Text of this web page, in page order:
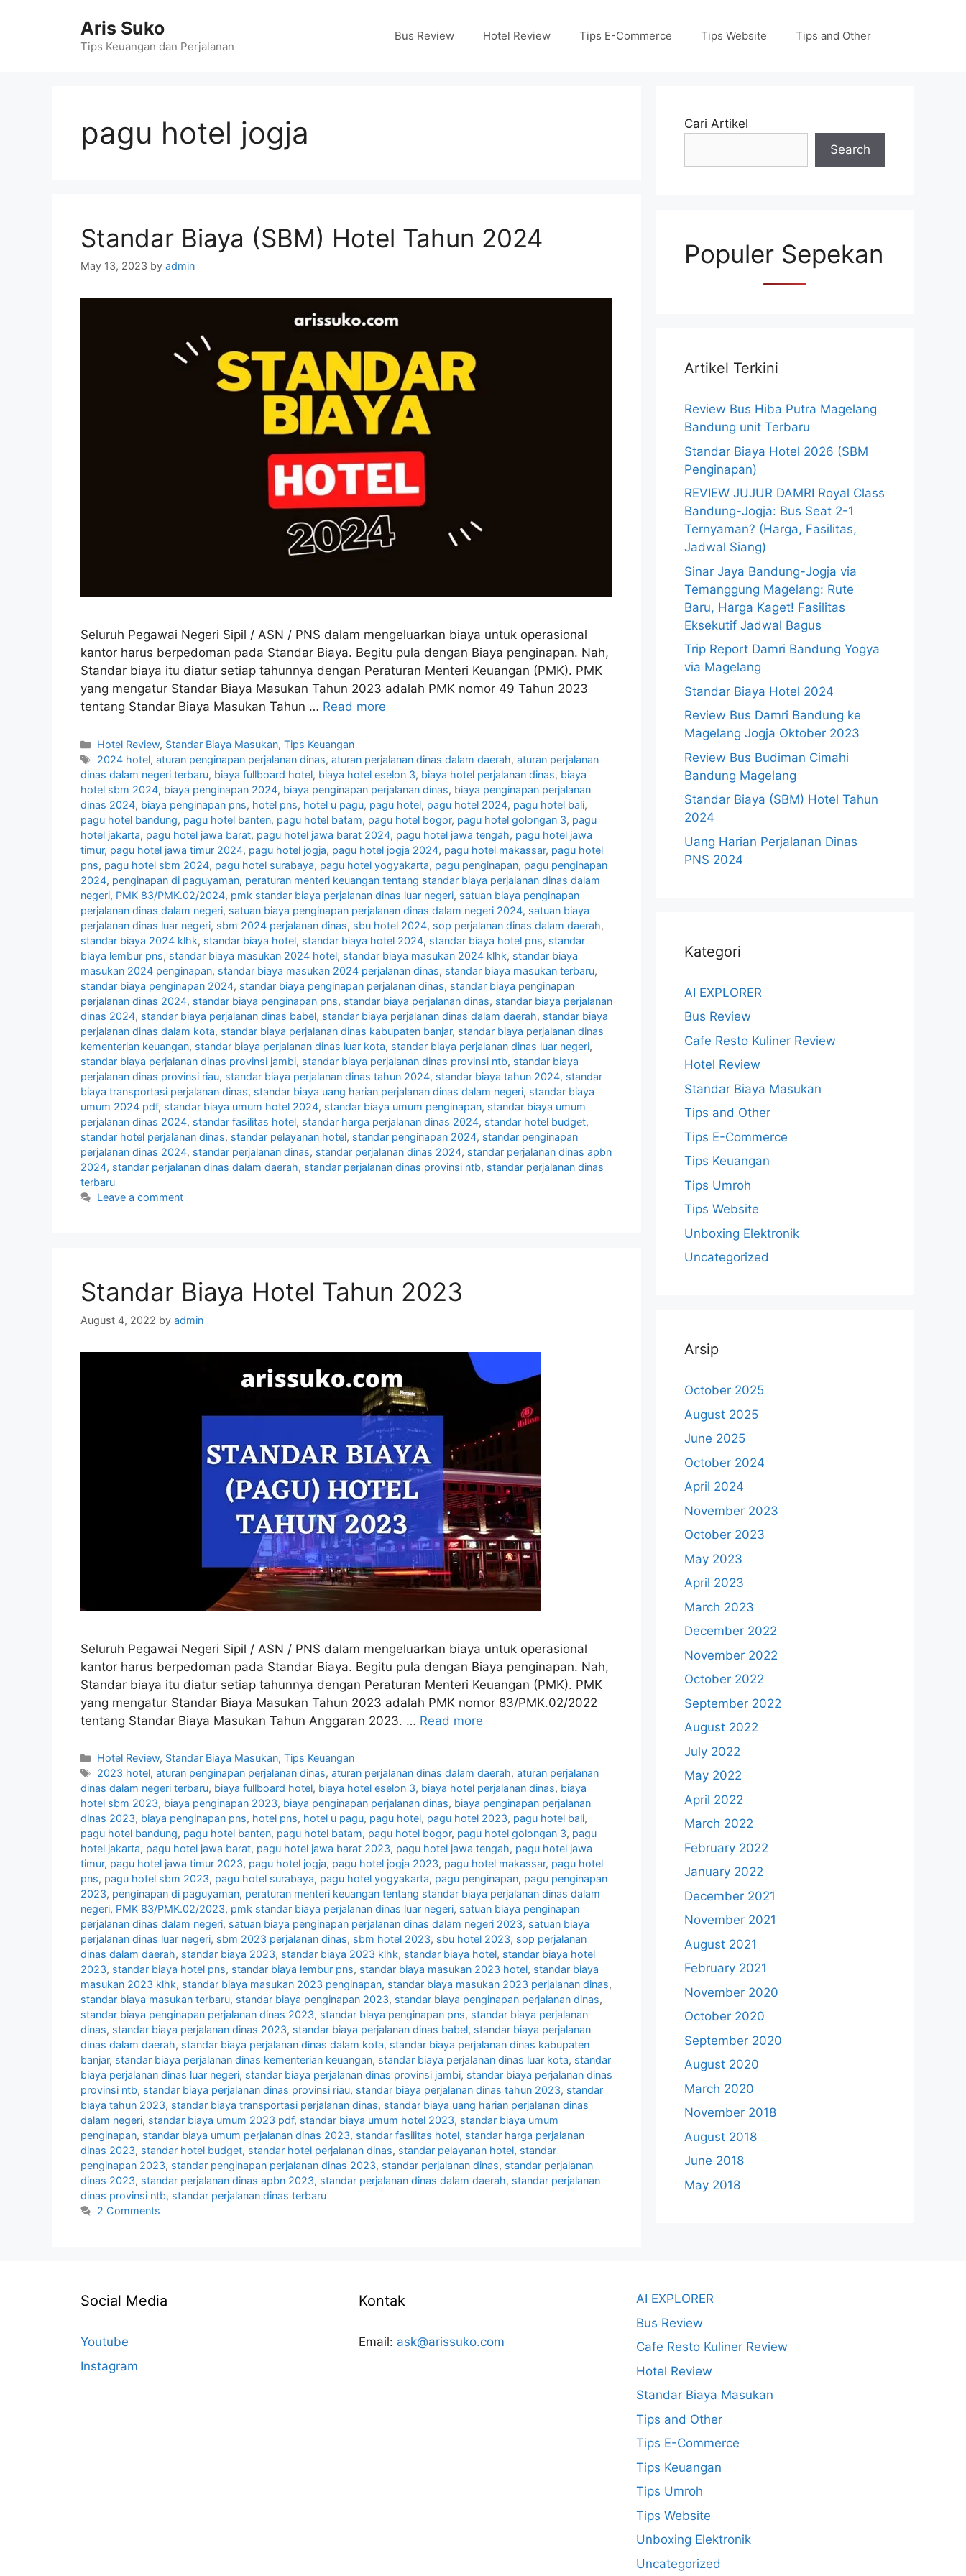
Aris Suko
Tips Keuangan dan Perjalanan
Bus Review Hotel Review Tips E-Commerce Tips Website Tips and Other
pagu hotel jogja
Standar Biaya (SBM) Hotel Tahun 2024
May 13, 2023 by admin
Seluruh Pegawai Negeri Sipil / ASN / PNS dalam mengeluarkan biaya untuk operasional
kantor harus berpedoman pada Standar Biaya. Begitu pula dengan Biaya penginapan. Nah,
Standar biaya itu diatur setiap tahunnya dengan Peraturan Menteri Keuangan (PMK). PMK
yang mengatur Standar Biaya Masukan Tahun 2023 adalah PMK nomor 49 Tahun 2023
tentang Standar Biaya Masukan Tahun … Read more
Categories
Hotel Review, Standar Biaya Masukan,Tips Keuangan
Tags
2024 hotel,aturan penginapan perjalanan dinas,aturan perjalanan dinas dalam daerah,aturan perjalanan
dinas dalam negeri terbaru, biaya fullboard hotel, biaya hotel eselon 3, biaya hotel perjalanan dinas, biaya
hotel sbm 2024, biaya penginapan 2024, biaya penginapan perjalanan dinas, biaya penginapan perjalanan
dinas 2024, biaya penginapan pns, hotel pns, hotel u pagu, pagu hotel, pagu hotel 2024, pagu hotel bali,
pagu hotel bandung, pagu hotel banten, pagu hotel batam, pagu hotel bogor, pagu hotel golongan 3, pagu
hotel jakarta, pagu hotel jawa barat, pagu hotel jawa barat 2024, pagu hotel jawa tengah, pagu hotel jawa
timur, pagu hotel jawa timur 2024, pagu hotel jogja, pagu hotel jogja 2024, pagu hotel makassar, pagu hotel
pns, pagu hotel sbm 2024, pagu hotel surabaya, pagu hotel yogyakarta, pagu penginapan, pagu penginapan
2024, penginapan di paguyaman, peraturan menteri keuangan tentang standar biaya perjalanan dinas dalam
negeri, PMK 83/PMK.02/2024, pmk standar biaya perjalanan dinas luar negeri, satuan biaya penginapan
perjalanan dinas dalam negeri, satuan biaya penginapan perjalanan dinas dalam negeri 2024, satuan biaya
perjalanan dinas luar negeri, sbm 2024 perjalanan dinas, sbu hotel 2024, sop perjalanan dinas dalam daerah,
standar biaya 2024 klhk, standar biaya hotel, standar biaya hotel 2024, standar biaya hotel pns, standar
biaya lembur pns, standar biaya masukan 2024 hotel, standar biaya masukan 2024 klhk, standar biaya
masukan 2024 penginapan, standar biaya masukan 2024 perjalanan dinas, standar biaya masukan terbaru,
standar biaya penginapan 2024, standar biaya penginapan perjalanan dinas, standar biaya penginapan
perjalanan dinas 2024, standar biaya penginapan pns, standar biaya perjalanan dinas, standar biaya perjalanan
dinas 2024, standar biaya perjalanan dinas babel, standar biaya perjalanan dinas dalam daerah, standar biaya
perjalanan dinas dalam kota, standar biaya perjalanan dinas kabupaten banjar, standar biaya perjalanan dinas
kementerian keuangan, standar biaya perjalanan dinas luar kota, standar biaya perjalanan dinas luar negeri,
standar biaya perjalanan dinas provinsi jambi, standar biaya perjalanan dinas provinsi ntb, standar biaya
perjalanan dinas provinsi riau, standar biaya perjalanan dinas tahun 2024, standar biaya tahun 2024, standar
biaya transportasi perjalanan dinas, standar biaya uang harian perjalanan dinas dalam negeri, standar biaya
umum 2024 pdf, standar biaya umum hotel 2024, standar biaya umum penginapan, standar biaya umum
perjalanan dinas 2024, standar fasilitas hotel, standar harga perjalanan dinas 2024, standar hotel budget,
standar hotel perjalanan dinas, standar pelayanan hotel, standar penginapan 2024, standar penginapan
perjalanan dinas 2024, standar perjalanan dinas, standar perjalanan dinas 2024, standar perjalanan dinas apbn
2024, standar perjalanan dinas dalam daerah, standar perjalanan dinas provinsi ntb, standar perjalanan dinas
terbaru
Leave a comment
Standar Biaya Hotel Tahun 2023
August 4, 2022 by admin
Seluruh Pegawai Negeri Sipil / ASN / PNS dalam mengeluarkan biaya untuk operasional
kantor harus berpedoman pada Standar Biaya. Begitu pula dengan Biaya penginapan. Nah,
Standar biaya itu diatur setiap tahunnya dengan Peraturan Menteri Keuangan (PMK). PMK
yang mengatur Standar Biaya Masukan Tahun 2023 adalah PMK nomor 83/PMK.02/2022
tentang Standar Biaya Masukan Tahun Anggaran 2023. … Read more
Categories
Hotel Review, Standar Biaya Masukan,Tips Keuangan
Tags
2023 hotel,aturan penginapan perjalanan dinas,aturan perjalanan dinas dalam daerah,aturan perjalanan
dinas dalam negeri terbaru, biaya fullboard hotel, biaya hotel eselon 3, biaya hotel perjalanan dinas, biaya
hotel sbm 2023, biaya penginapan 2023, biaya penginapan perjalanan dinas, biaya penginapan perjalanan
dinas 2023, biaya penginapan pns, hotel pns, hotel u pagu, pagu hotel, pagu hotel 2023, pagu hotel bali,
pagu hotel bandung, pagu hotel banten, pagu hotel batam, pagu hotel bogor, pagu hotel golongan 3, pagu
hotel jakarta, pagu hotel jawa barat, pagu hotel jawa barat 2023, pagu hotel jawa tengah, pagu hotel jawa
timur, pagu hotel jawa timur 2023, pagu hotel jogja, pagu hotel jogja 2023, pagu hotel makassar, pagu hotel
pns, pagu hotel sbm 2023, pagu hotel surabaya, pagu hotel yogyakarta, pagu penginapan, pagu penginapan
2023, penginapan di paguyaman, peraturan menteri keuangan tentang standar biaya perjalanan dinas dalam
negeri, PMK 83/PMK.02/2023, pmk standar biaya perjalanan dinas luar negeri, satuan biaya penginapan
perjalanan dinas dalam negeri, satuan biaya penginapan perjalanan dinas dalam negeri 2023, satuan biaya
perjalanan dinas luar negeri, sbm 2023 perjalanan dinas, sbm hotel 2023, sbu hotel 2023, sop perjalanan
dinas dalam daerah, standar biaya 2023, standar biaya 2023 klhk, standar biaya hotel, standar biaya hotel
2023, standar biaya hotel pns, standar biaya lembur pns, standar biaya masukan 2023 hotel, standar biaya
masukan 2023 klhk, standar biaya masukan 2023 penginapan, standar biaya masukan 2023 perjalanan dinas,
standar biaya masukan terbaru, standar biaya penginapan 2023, standar biaya penginapan perjalanan dinas,
standar biaya penginapan perjalanan dinas 2023, standar biaya penginapan pns, standar biaya perjalanan
dinas, standar biaya perjalanan dinas 2023, standar biaya perjalanan dinas babel, standar biaya perjalanan
dinas dalam daerah, standar biaya perjalanan dinas dalam kota, standar biaya perjalanan dinas kabupaten
banjar, standar biaya perjalanan dinas kementerian keuangan, standar biaya perjalanan dinas luar kota, standar
biaya perjalanan dinas luar negeri, standar biaya perjalanan dinas provinsi jambi, standar biaya perjalanan dinas
provinsi ntb, standar biaya perjalanan dinas provinsi riau, standar biaya perjalanan dinas tahun 2023, standar
biaya tahun 2023, standar biaya transportasi perjalanan dinas, standar biaya uang harian perjalanan dinas
dalam negeri, standar biaya umum 2023 pdf, standar biaya umum hotel 2023, standar biaya umum
penginapan, standar biaya umum perjalanan dinas 2023, standar fasilitas hotel, standar harga perjalanan
dinas 2023, standar hotel budget, standar hotel perjalanan dinas, standar pelayanan hotel, standar
penginapan 2023, standar penginapan perjalanan dinas 2023, standar perjalanan dinas, standar perjalanan
dinas 2023, standar perjalanan dinas apbn 2023, standar perjalanan dinas dalam daerah, standar perjalanan
dinas provinsi ntb, standar perjalanan dinas terbaru
2 Comments
Cari Artikel
Search
Populer Sepekan
Artikel Terkini
Review Bus Hiba Putra Magelang
Bandung unit Terbaru
Standar Biaya Hotel 2026 (SBM
Penginapan)
REVIEW JUJUR DAMRI Royal Class
Bandung-Jogja: Bus Seat 2-1
Ternyaman? (Harga, Fasilitas,
Jadwal Siang)
Sinar Jaya Bandung-Jogja via
Temanggung Magelang: Rute
Baru, Harga Kaget! Fasilitas
Eksekutif Jadwal Bagus
Trip Report Damri Bandung Yogya
via Magelang
Standar Biaya Hotel 2024
Review Bus Damri Bandung ke
Magelang Jogja Oktober 2023
Review Bus Budiman Cimahi
Bandung Magelang
Standar Biaya (SBM) Hotel Tahun
2024
Uang Harian Perjalanan Dinas
PNS 2024
Kategori
AI EXPLORER
Bus Review
Cafe Resto Kuliner Review
Hotel Review
Standar Biaya Masukan
Tips and Other
Tips E-Commerce
Tips Keuangan
Tips Umroh
Tips Website
Unboxing Elektronik
Uncategorized
Arsip
October 2025
August 2025
June 2025
October 2024
April 2024
November 2023
October 2023
May 2023
April 2023
March 2023
December 2022
November 2022
October 2022
September 2022
August 2022
July 2022
May 2022
April 2022
March 2022
February 2022
January 2022
December 2021
November 2021
August 2021
February 2021
November 2020
October 2020
September 2020
August 2020
March 2020
November 2018
August 2018
June 2018
May 2018
Social Media
Youtube
Instagram
Kontak
Email: ask@arissuko.com
AI EXPLORER
Bus Review
Cafe Resto Kuliner Review
Hotel Review
Standar Biaya Masukan
Tips and Other
Tips E-Commerce
Tips Keuangan
Tips Umroh
Tips Website
Unboxing Elektronik
Uncategorized